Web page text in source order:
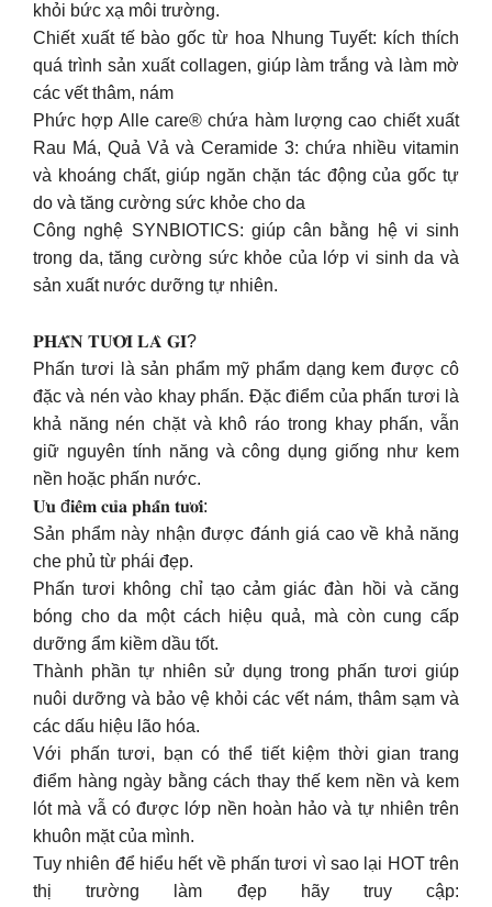
khỏi bức xạ môi trường.
Chiết xuất tế bào gốc từ hoa Nhung Tuyết: kích thích
quá trình sản xuất collagen, giúp làm trắng và làm mờ
các vết thâm, nám
Phức hợp Alle care® chứa hàm lượng cao chiết xuất
Rau Má, Quả Vả và Ceramide 3: chứa nhiều vitamin
và khoáng chất, giúp ngăn chặn tác động của gốc tự
do và tăng cường sức khỏe cho da
Công nghệ SYNBIOTICS: giúp cân bằng hệ vi sinh
trong da, tăng cường sức khỏe của lớp vi sinh da và
sản xuất nước dưỡng tự nhiên.
𝐏𝐇𝐀̂́𝐍 𝐓𝐔̛𝐎̛𝐈 𝐋𝐀̀ 𝐆𝐈̀?
Phấn tươi là sản phẩm mỹ phẩm dạng kem được cô
đặc và nén vào khay phấn. Đặc điểm của phấn tươi là
khả năng nén chặt và khô ráo trong khay phấn, vẫn
giữ nguyên tính năng và công dụng giống như kem
nền hoặc phấn nước.
𝐔̛𝐮 đ𝐢𝐞̂̉𝐦 𝐜𝐮̉𝐚 𝐩𝐡𝐚̂́𝐧 𝐭𝐮̛𝐨̛𝐢:
Sản phẩm này nhận được đánh giá cao về khả năng
che phủ từ phái đẹp.
Phấn tươi không chỉ tạo cảm giác đàn hồi và căng
bóng cho da một cách hiệu quả, mà còn cung cấp
dưỡng ẩm kiềm dầu tốt.
Thành phần tự nhiên sử dụng trong phấn tươi giúp
nuôi dưỡng và bảo vệ khỏi các vết nám, thâm sạm và
các dấu hiệu lão hóa.
Với phấn tươi, bạn có thể tiết kiệm thời gian trang
điểm hàng ngày bằng cách thay thế kem nền và kem
lót mà vẫ có được lớp nền hoàn hảo và tự nhiên trên
khuôn mặt của mình.
Tuy nhiên để hiểu hết về phấn tươi vì sao lại HOT trên
thị trường làm đẹp hãy truy cập: